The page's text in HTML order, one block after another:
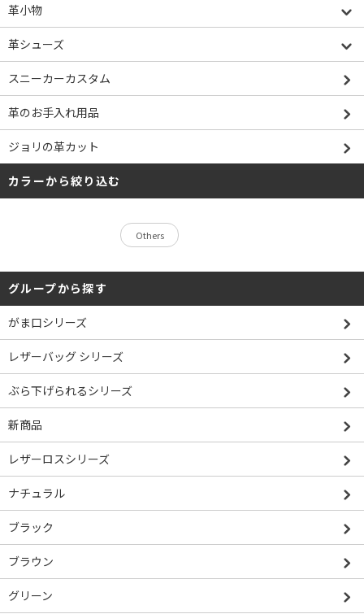
革小物
革シューズ
スニーカーカスタム
革のお手入れ用品
ジョリの革カット
カラーから絞り込む
Others
グループから探す
がま口シリーズ
レザーバッグ シリーズ
ぶら下げられるシリーズ
新商品
レザーロスシリーズ
ナチュラル
ブラック
ブラウン
グリーン